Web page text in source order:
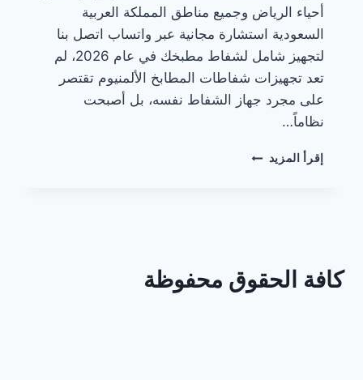
أحياء الرياض وجميع مناطق المملكة العربية
السعودية استشارة مجانية عبر واتساب اتصل بنا
لتجهيز شامل لشفاط مطبخك في عام 2026، لم
تعد تجهيزات شفاطات المطابخ الألمنيوم تقتصر
على مجرد جهاز الشفاط نفسه، بل أصبحت
نظاماً…
إقرأ المزيد تجهيزات
كافة الحقوق محفوظة